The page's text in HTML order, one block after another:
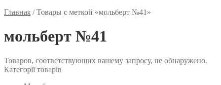
Главная /Товары с меткой «мольберт №41»
мольберт №41
Товаров, соответствующих вашему запросу, не обнаружено.
Категорії товарів